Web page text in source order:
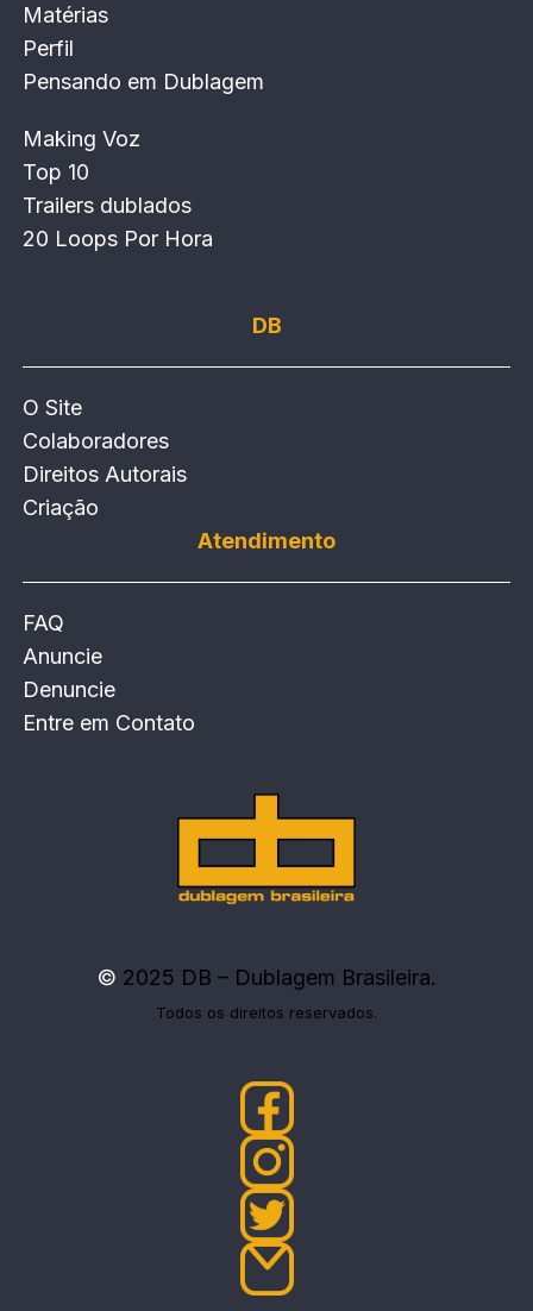
Matérias
Perfil
Pensando em Dublagem
Making Voz
Top 10
Trailers dublados
20 Loops Por Hora
DB
O Site
Colaboradores
Direitos Autorais
Criação
Atendimento
FAQ
Anuncie
Denuncie
Entre em Contato
© 2025 DB – Dublagem Brasileira.
Todos os direitos reservados.